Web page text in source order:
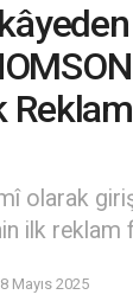
olarak
ilk reklam
Mayıs 2025